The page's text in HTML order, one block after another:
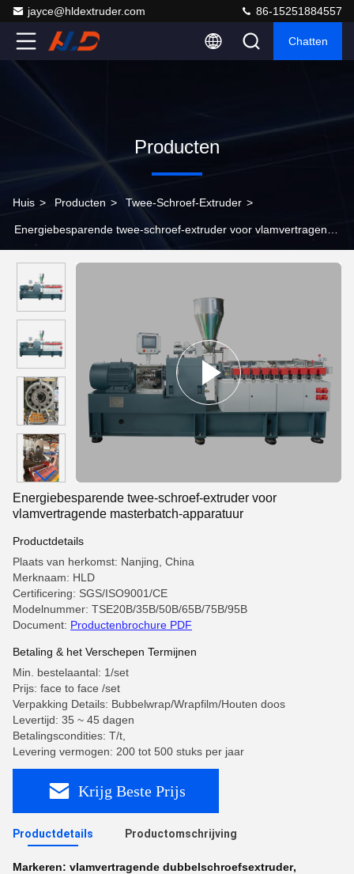
jayce@hldextruder.com 86-15251884557
Chatten
Producten
Huis > Producten > Twee-Schroef-Extruder >
Energiebesparende twee-schroef-extruder voor vlamvertragende
Energiebesparende twee-schroef-extruder voor
vlamvertragende masterbatch-apparatuur
Productdetails
Plaats van herkomst: Nanjing, China
Merknaam: HLD
Certificering: SGS/ISO9001/CE
Modelnummer: TSE20B/35B/50B/65B/75B/95B
Document: Productenbrochure PDF
Betaling & het Verschepen Termijnen
Min. bestelaantal: 1/set
Prijs: face to face /set
Verpakking Details: Bubbelwrap/Wrapfilm/Houten doos
Levertijd: 35 ~ 45 dagen
Betalingscondities: T/t,
Levering vermogen: 200 tot 500 stuks per jaar
Krijg Beste Prijs
Productdetails Productomschrijving
Markeren: vlamvertragende dubbelschroefsextruder,